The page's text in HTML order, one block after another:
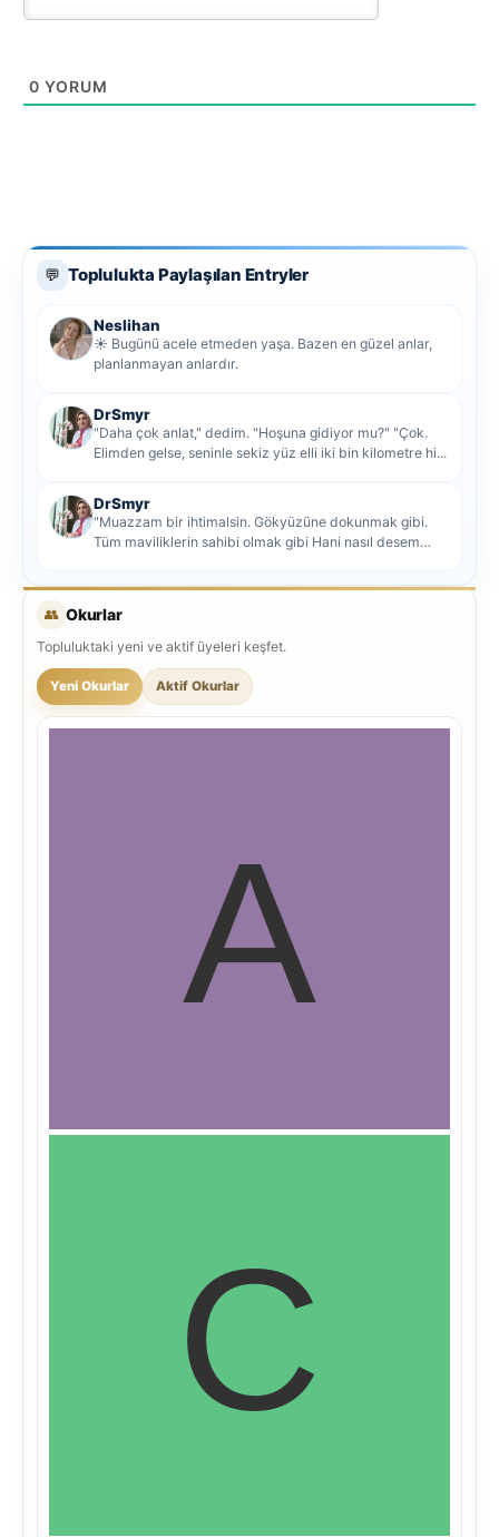
0 YORUM
💬 Toplulukta Paylaşılan Entryler
Neslihan
☀️ Bugünü acele etmeden yaşa. Bazen en güzel anlar,
planlanmayan anlardır.
DrSmyr
"Daha çok anlat," dedim. "Hoşuna gidiyor mu?" "Çok.
Elimden gelse, seninle sekiz yüz elli iki bin kilometre hi...
DrSmyr
"Muazzam bir ihtimalsin. Gökyüzüne dokunmak gibi.
Tüm maviliklerin sahibi olmak gibi Hani nasıl desem
👥 Okurlar
Topluluktaki yeni ve aktif üyeleri keşfet.
Yeni Okurlar Aktif Okurlar